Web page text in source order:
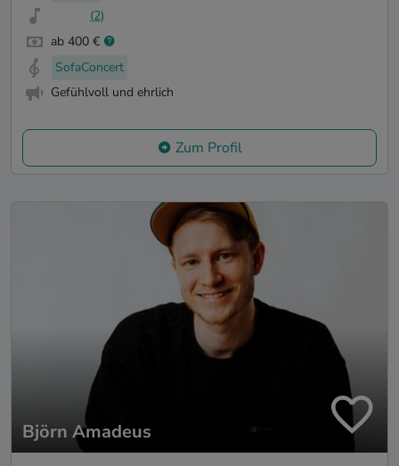
(2)
ab 400 €
SofaConcert
Gefühlvoll und ehrlich
Zum Profil
Björn Amadeus